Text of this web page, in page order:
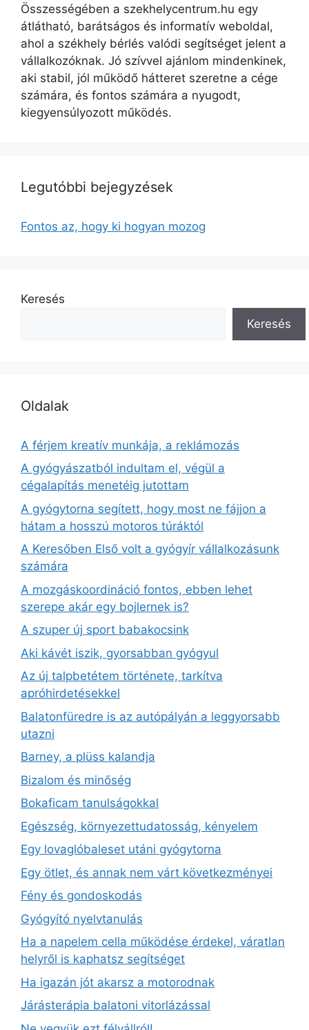
Összességében a szekhelycentrum.hu egy
átlátható, barátságos és informatív weboldal,
ahol a székhely bérlés valódi segítséget jelent a
vállalkozóknak. Jó szívvel ajánlom mindenkinek,
aki stabil, jól működő hátteret szeretne a cége
számára, és fontos számára a nyugodt,
kiegyensúlyozott működés.
Legutóbbi bejegyzések
Fontos az, hogy ki hogyan mozog
Keresés
Keresés
Oldalak
A férjem kreatív munkája, a reklámozás
A gyógyászatból indultam el, végül a
cégalapítás menetéig jutottam
A gyógytorna segített, hogy most ne fájjon a
hátam a hosszú motoros túráktól
A Keresőben Első volt a gyógyír vállalkozásunk
számára
A mozgáskoordináció fontos, ebben lehet
szerepe akár egy bojlernek is?
A szuper új sport babakocsink
Aki kávét iszik, gyorsabban gyógyul
Az új talpbetétem története, tarkítva
apróhirdetésekkel
Balatonfüredre is az autópályán a leggyorsabb
utazni
Barney, a plüss kalandja
Bizalom és minőség
Bokaficam tanulságokkal
Egészség, környezettudatosság, kényelem
Egy lovaglóbaleset utáni gyógytorna
Egy ötlet, és annak nem várt következményei
Fény és gondoskodás
Gyógyító nyelvtanulás
Ha a napelem cella működése érdekel, váratlan
helyről is kaphatsz segítséget
Ha igazán jót akarsz a motorodnak
Járásterápia balatoni vitorlázással